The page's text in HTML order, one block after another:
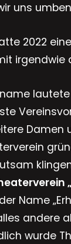
uns
2022
irgendwie
Damen
Name
andere
wurde